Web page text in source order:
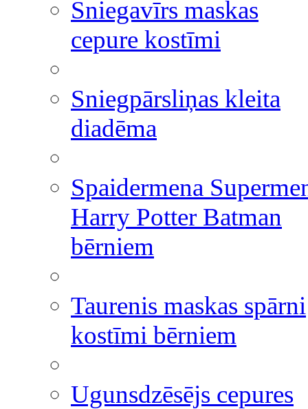
Sniegavīrs maskas
cepure kostīmi
Sniegpārsliņas kleita
diadēma
Spaidermena
Harry Potter Batman
bērniem
Taurenis maskas spārni
kostīmi bērniem
Ugunsdzēsējs cepures